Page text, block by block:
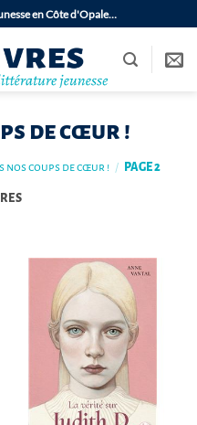
en Côte d'Opale…
de cœur !
nos coups de cœur ! / PAGE 2